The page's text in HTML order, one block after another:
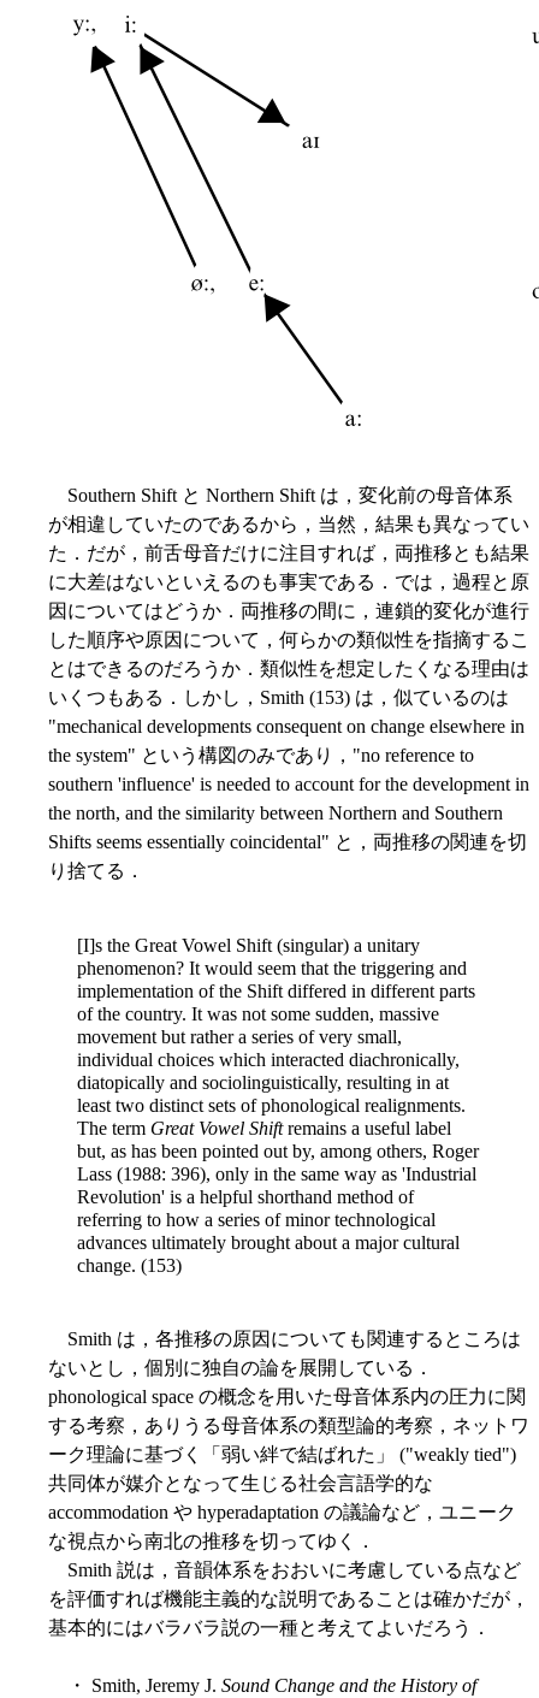
Southern Shift と Northern Shift は，変化前の母音体系
が相違していたのであるから，当然，結果も異なってい
た．だが，前舌母音だけに注目すれば，両推移とも結果
に大差はないといえるのも事実である．では，過程と原
因についてはどうか．両推移の間に，連鎖的変化が進行
した順序や原因について，何らかの類似性を指摘するこ
とはできるのだろうか．類似性を想定したくなる理由は
いくつもある．しかし，Smith (153) は，似ているのは
"mechanical developments consequent on change elsewhere in
the system" という構図のみであり，"no reference to
southern 'influence' is needed to account for the development in
the north, and the similarity between Northern and Southern
Shifts seems essentially coincidental" と，両推移の関連を切
り捨てる．
[I]s the Great Vowel Shift (singular) a unitary
phenomenon? It would seem that the triggering and
implementation of the Shift differed in different parts
of the country. It was not some sudden, massive
movement but rather a series of very small,
individual choices which interacted diachronically,
diatopically and sociolinguistically, resulting in at
least two distinct sets of phonological realignments.
The term Great Vowel Shiftremains a useful label
but, as has been pointed out by, among others, Roger
Lass (1988: 396), only in the same way as 'Industrial
Revolution' is a helpful shorthand method of
referring to how a series of minor technological
advances ultimately brought about a major cultural
change. (153)
Smith は，各推移の原因についても関連するところは
ないとし，個別に独自の論を展開している．
phonological space の概念を用いた母音体系内の圧力に関
する考察，ありうる母音体系の類型論的考察，ネットワ
ーク理論に基づく「弱い絆で結ばれた」 ("weakly tied")
共同体が媒介となって生じる社会言語学的な
accommodation や hyperadaptation の議論など，ユニーク
な視点から南北の推移を切ってゆく．
Smith 説は，音韻体系をおおいに考慮している点など
を評価すれば機能主義的な説明であることは確かだが，
基本的にはバラバラ説の一種と考えてよいだろう．
・ Smith, Jeremy J. Sound Change and the History of